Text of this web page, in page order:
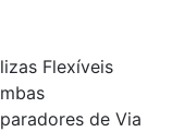
Flexíveis
de Via